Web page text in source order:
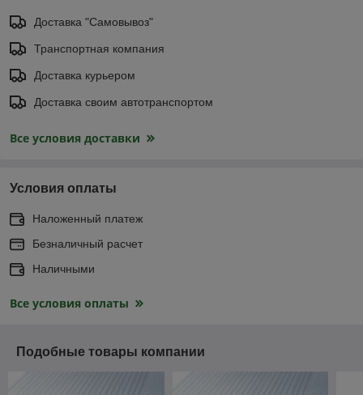
Доставка "Самовывоз"
Транспортная компания
Доставка курьером
Доставка своим автотранспортом
Все условия доставки
Условия оплаты
Наложенный платеж
Безналичный расчет
Наличными
Все условия оплаты
Подобные товары компании